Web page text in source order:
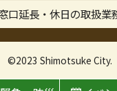
口延長・休日の取扱業
©2023 Shimotsuke City.